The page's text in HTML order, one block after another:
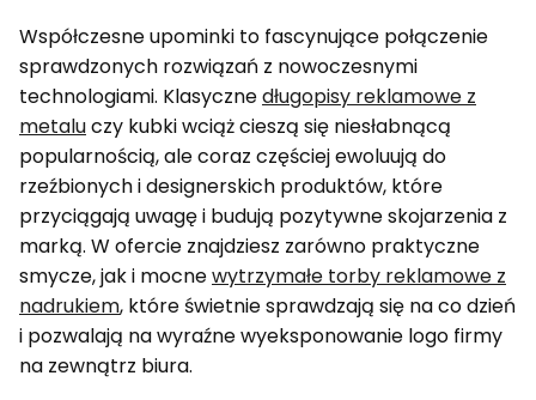
Współczesne upominki to fascynujące połączenie
sprawdzonych rozwiązań z nowoczesnymi
technologiami. Klasycznedługopisy reklamowe z
metaluczy kubki wciąż cieszą się niesłabnącą
popularnością, ale coraz częściej ewoluują do
rzeźbionych i designerskich produktów, które
przyciągają uwagę i budują pozytywne skojarzenia z
marką. W ofercie znajdziesz zarówno praktyczne
smycze, jak i mocnewytrzymałe torby reklamowe z
nadrukiem, które świetnie sprawdzają się na co dzień
i pozwalają na wyraźne wyeksponowanie logo firmy
na zewnątrz biura.